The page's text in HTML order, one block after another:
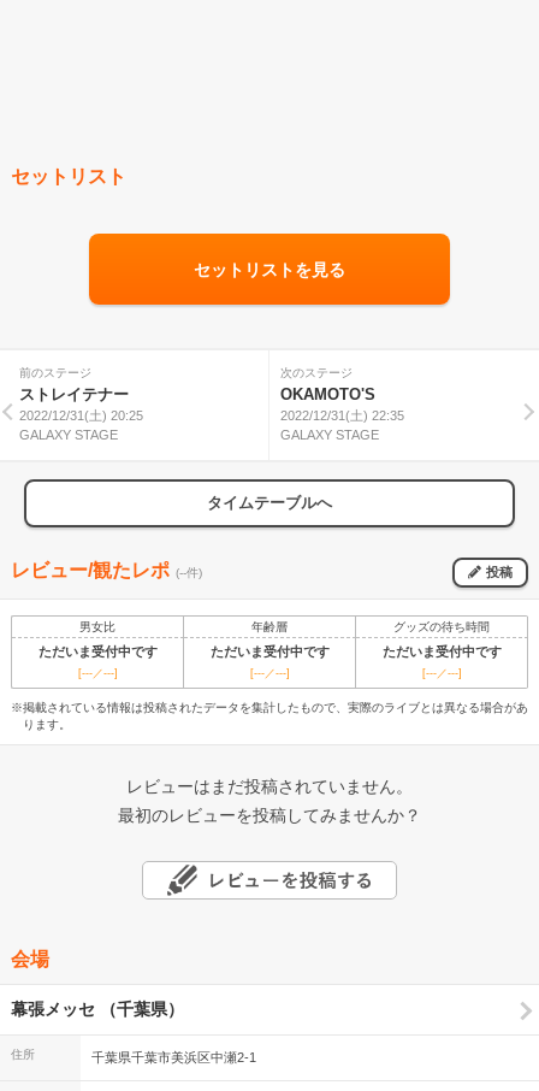
セットリスト
セットリストを見る
前のステージ
ストレイテナー
2022/12/31(土) 20:25
GALAXY STAGE
次のステージ
OKAMOTO'S
2022/12/31(土) 22:35
GALAXY STAGE
タイムテーブルへ
レビュー/観たレポ (--件) 投稿
男女比 年齢層 グッズの待ち時間
ただいま受付中です ただいま受付中です ただいま受付中です
[---／---] [---／---] [---／---]
※掲載されている情報は投稿されたデータを集計したもので、実際のライブとは異なる場合があ
ります。
レビューはまだ投稿されていません。
最初のレビューを投稿してみませんか？
会場
幕張メッセ （千葉県）
住所 千葉県千葉市美浜区中瀬2-1